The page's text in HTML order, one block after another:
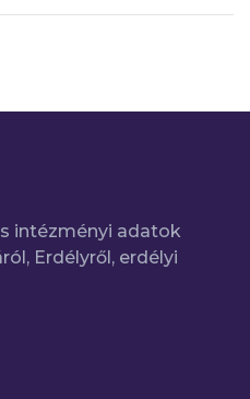
intézményi adatok
Erdélyről, erdélyi